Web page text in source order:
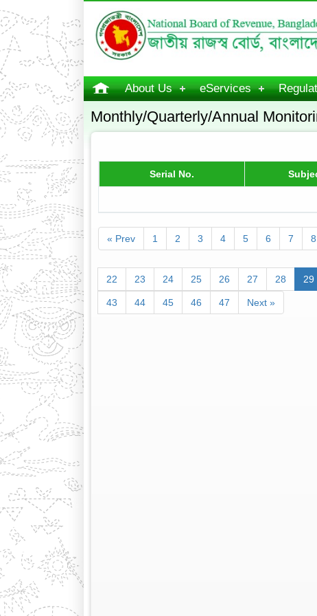
About Us eServices
Monthly/Quarterly/Annual
Serial No.
« Prev 1 2 3 4 5 6 7 8
22 23 24 25 26 27 28 29
43 44 45 46 47 Next »